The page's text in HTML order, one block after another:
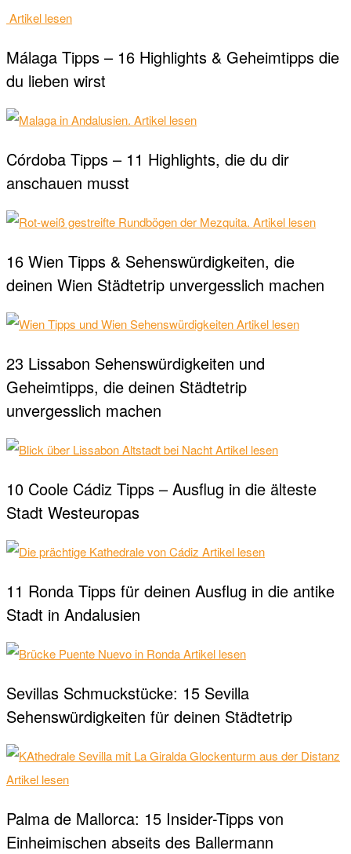
Artikel lesen
Málaga Tipps – 16 Highlights & Geheimtipps die
du lieben wirst
Artikel lesen
Córdoba Tipps – 11 Highlights, die du dir
anschauen musst
Artikel lesen
16 Wien Tipps & Sehenswürdigkeiten, die
deinen Wien Städtetrip unvergesslich machen
Artikel lesen
23 Lissabon Sehenswürdigkeiten und
Geheimtipps, die deinen Städtetrip
unvergesslich machen
Artikel lesen
10 Coole Cádiz Tipps – Ausflug in die älteste
Stadt Westeuropas
Artikel lesen
11 Ronda Tipps für deinen Ausflug in die antike
Stadt in Andalusien
Artikel lesen
Sevillas Schmuckstücke: 15 Sevilla
Sehenswürdigkeiten für deinen Städtetrip
Artikel lesen
Palma de Mallorca: 15 Insider-Tipps von
Einheimischen abseits des Ballermann